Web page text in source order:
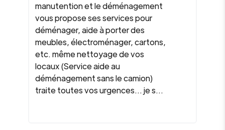
manutention et le déménagement
vous propose ses services pour
déménager, aide à porter des
meubles, électroménager, cartons,
etc. même nettoyage de vos
locaux (Service aide au
déménagement sans le camion)
traite toutes vos urgences… je s...